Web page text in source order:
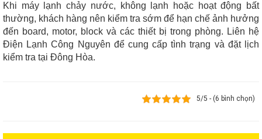
Khi máy lạnh chảy nước, không lạnh hoặc hoạt động bất
thường, khách hàng nên kiểm tra sớm để hạn chế ảnh hưởng
đến board, motor, block và các thiết bị trong phòng. Liên hệ
Điện Lạnh Công Nguyên để cung cấp tình trạng và đặt lịch
kiểm tra tại Đông Hòa.
5/5 - (6 bình chọn)